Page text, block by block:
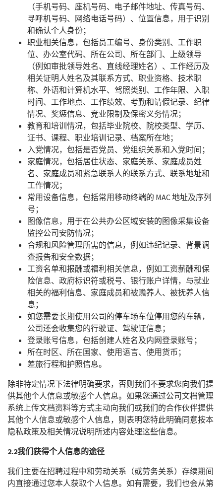
（手机号码、座机号码、电子邮件地址、传真号码、
寻呼机号码、网络电话号码）、位置信息，用于识别
和确认个人身份；
职业相关信息，包括员工编号、身份类别、工作职
位、办公室代码、所在公司、所在部门、上级领导
（例如审批领导姓名、直线经理姓名）、工作经历及
相关证明人姓名及其联系方式、职业资格、技术职
称、外语和计算机水平、驾照类别、工作年限、入职
时间、工作地点、工作绩效、考勤和请假记录、纪律
情况、奖惩信息、竞业限制及保密义务情况；
教育和培训情况，包括毕业院校、院校类型、学历、
证书、课程、职业培训记录、档案所在地；
入党情况，包括是否党员、党组织关系和入党时间；
家庭情况，包括居住状态、家庭关系、家庭成员姓
名、家庭成员和紧急联系人的联系方式、联系地址和
工作情况；
常用设备信息，包括常用移动终端的 MAC 地址及序列
号；
图像信息，用于在公共办公区域安装的图像采集设备
监控公司安防情况；
合规和风险管理所需的信息，例如违纪记录、背景调
查报告和安全数据；
工资名单和报酬或福利相关信息，例如工资薪酬和保
险信息、政府标识符或税号、银行账户详情，与就业
相关的福利信息、家庭成员和被赡养人、被抚养人信
息；
如您需要长期使用公司的停车场车位停用您的车辆，
公司还会收集您的行驶证、驾驶证信息；
登录账号信息，包括创建人姓名及内网登录账号；
所在时区、所在国家、使用语言、使用货币；
差旅行程和护照信息。
除非特定情况下法律明确要求，否则我们不要求您向我们提
供其他个人信息或敏感个人信息。如果您通过公司文档管理
系统上传文档资料等方式主动向我们或我们的合作伙伴提供
其他个人信息或敏感个人信息，则表明您特此明确同意按本
隐私政策及相关情况说明所述内容处理这些信息。
2.2我们获得个人信息的途径
我们主要在招聘过程中和劳动关系（或劳务关系）存续期间
内直接通过您本人获取个人信息。如有需要，我们也会从第